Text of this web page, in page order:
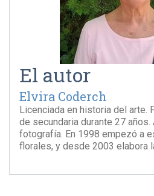
El autor
Elvira Coderch
Licenciada en historia del arte.
de secundaria durante 27 años.
fotografía. En 1998 empezó a
florales, y desde 2003 elabora